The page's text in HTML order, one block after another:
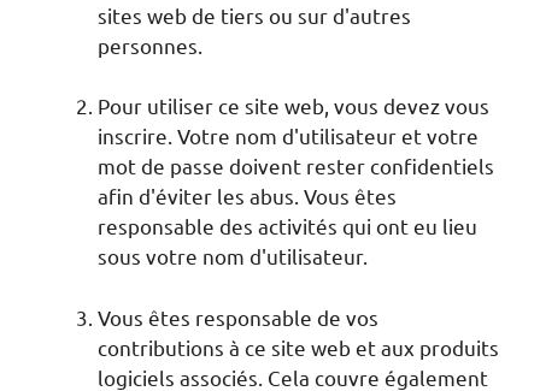
sites web de tiers ou sur d'autres
personnes.
Pour utiliser ce site web, vous devez vous
inscrire. Votre nom d'utilisateur et votre
mot de passe doivent rester confidentiels
afin d'éviter les abus. Vous êtes
responsable des activités qui ont eu lieu
sous votre nom d'utilisateur.
Vous êtes responsable de vos
contributions à ce site web et aux produits
logiciels associés. Cela couvre également